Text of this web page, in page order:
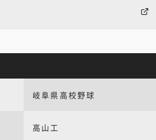
岐阜県高校野球
高山工